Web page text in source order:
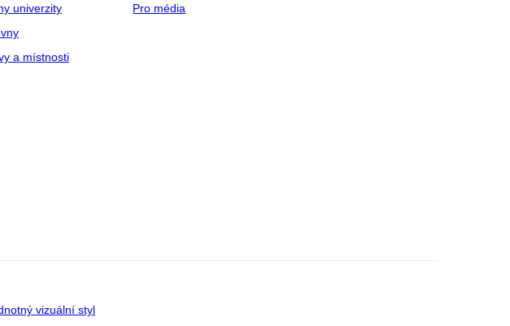
univerzity
a místnosti
Pro média
vizuální styl